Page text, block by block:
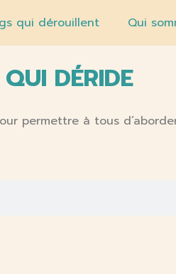
qui dérouillent Qui
DÉRIDE
permettre à tous